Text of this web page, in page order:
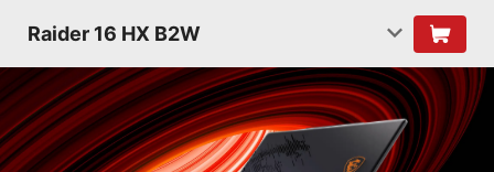
Raider 16 HX B2W